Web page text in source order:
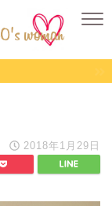
2018年1月29日